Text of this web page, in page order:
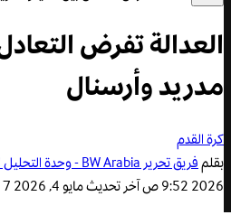
العدالة تفرض
مدريد وأرسنال
كرة القدم
بقلمفريق تحرير BW Arabia - وحدة التحليل الرياضي
2026 9:52 ص
آخر تحديثمايو 4, 2026 11:17 ص